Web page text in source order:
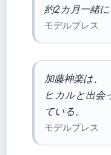
約2カ月一緒
モデルプレス
加藤神楽は、
ヒカルと出会
ている。
モデルプレス